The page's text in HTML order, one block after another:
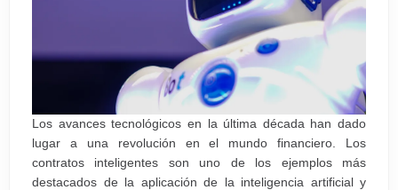
Los avances tecnológicos en la última década han dado
lugar a una revolución en el mundo financiero. Los
contratos inteligentes son uno de los ejemplos más
destacados de la aplicación de la inteligencia artificial y